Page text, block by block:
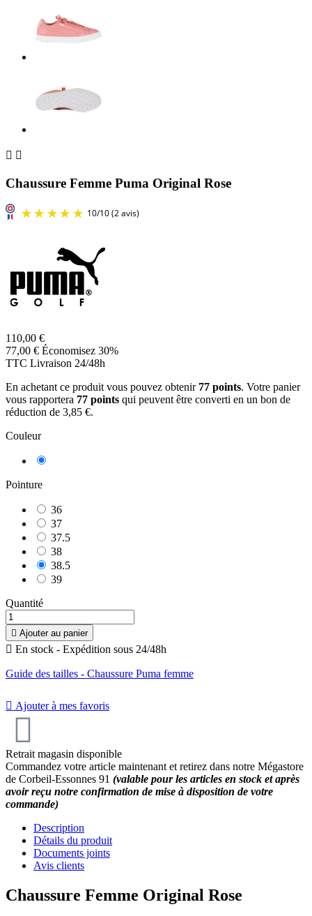
 
Chaussure Femme Puma Original Rose
110,00 €
77,00 € Économisez 30%
TTC Livraison 24/48h
En achetant ce produit vous pouvez obtenir 77 points. Votre panier
vous rapportera 77 points qui peuvent être converti en un bon de
réduction de 3,85 €.
Couleur
Pointure
36
37
37.5
38
38.5
39
Quantité
 Ajouter au panier
 En stock - Expédition sous 24/48h
Guide des tailles - Chaussure Puma femme
 Ajouter à mes favoris
Retrait magasin disponible
Commandez votre article maintenant et retirez dans notre Mégastore
de Corbeil-Essonnes 91 (valable pour les articles en stock et après
avoir reçu notre confirmation de mise à disposition de votre
commande)
Description
Détails du produit
Documents joints
Avis clients
Chaussure Femme Original Rose